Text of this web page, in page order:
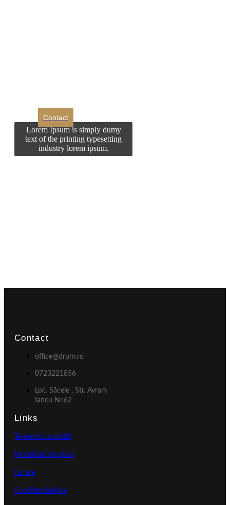
Contact
Lorem Ipsum is simply dumy
text of the printing typesetting
industry lorem ipsum.
Contact
office@drom.ro
0723221856
Loc. Săcele , Str. Avram
Iancu Nr.62
Links
Termeni si conditii
Modalitati de plata
Livrare
Confidentialitate